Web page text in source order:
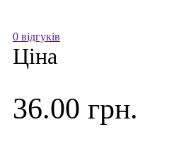
0 відгуків
Ціна
36.00 грн.